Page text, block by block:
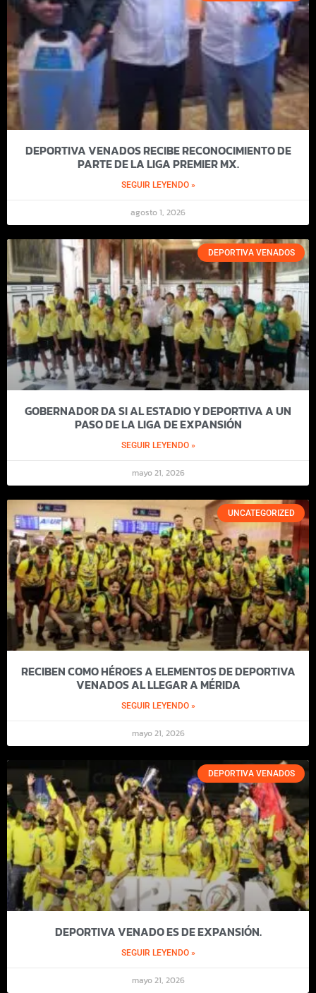
DEPORTIVA VENADOS RECIBE RECONOCIMIENTO DE
PARTE DE LA LIGA PREMIER MX.
SEGUIR LEYENDO »
agosto 1, 2026
DEPORTIVA VENADOS
GOBERNADOR DA SI AL ESTADIO Y DEPORTIVA A UN
PASO DE LA LIGA DE EXPANSIÓN
SEGUIR LEYENDO »
mayo 21, 2026
UNCATEGORIZED
RECIBEN COMO HÉROES A ELEMENTOS DE DEPORTIVA
VENADOS AL LLEGAR A MÉRIDA
SEGUIR LEYENDO »
mayo 21, 2026
DEPORTIVA VENADOS
DEPORTIVA VENADO ES DE EXPANSIÓN.
SEGUIR LEYENDO »
mayo 21, 2026